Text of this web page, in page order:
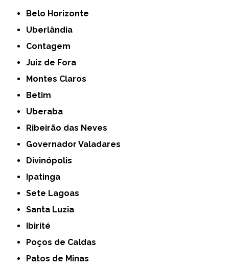
Belo Horizonte
Uberlândia
Contagem
Juiz de Fora
Montes Claros
Betim
Uberaba
Ribeirão das Neves
Governador Valadares
Divinópolis
Ipatinga
Sete Lagoas
Santa Luzia
Ibirité
Poços de Caldas
Patos de Minas